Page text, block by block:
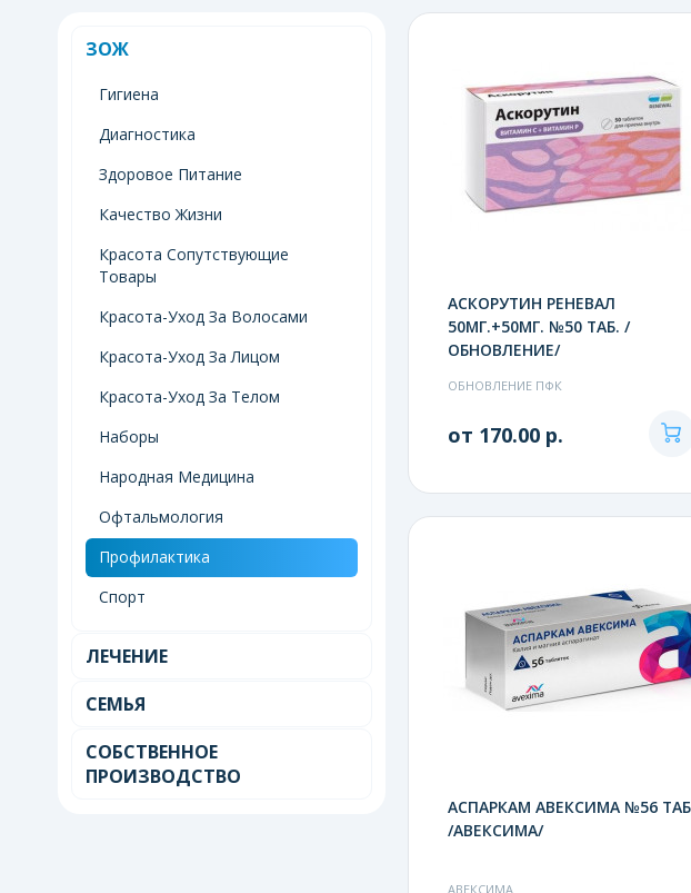
ЗОЖ
Гигиена
Диагностика
Здоровое Питание
Качество Жизни
Красота Сопутствующие
Товары
Красота-Уход За Волосами
Красота-Уход За Лицом
Красота-Уход За Телом
Наборы
Народная Медицина
Офтальмология
Профилактика
Спорт
ЛЕЧЕНИЕ
СЕМЬЯ
СОБСТВЕННОЕ
ПРОИЗВОДСТВО
АСКОРУТИН РЕНЕВАЛ
50МГ.+50МГ. №50 ТАБ. /
ОБНОВЛЕНИЕ/
ОБНОВЛЕНИЕ ПФК
от 170.00 р.
АСПАРКАМ АВЕКСИМА №56
/АВЕКСИМА/
АВЕКСИМА